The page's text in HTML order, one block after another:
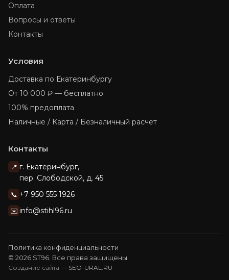
Оплата
Вопросы и ответы
Контакты
Условия
Доставка по Екатеринбургу
От 10 000 ₽ — бесплатно
100% предоплата
Наличные / Карта / Безналичный расчет
Контакты
📍 г. Екатеринбург,
пер. Слободской, д. 45
📞 +7 950 555 1926
✉️ info@stihl96.ru
Политика конфиденциальности
© 2026 ST96. Все права защищены.
Создание сайта — SEO-URAL.RU